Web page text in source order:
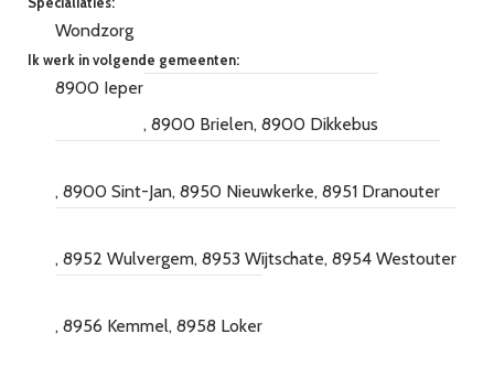
Wondzorg
Ik werk in volgende gemeenten:
8900 Ieper
8900 Brielen 8900 Dikkebus
8900 Sint-Jan 8950 Nieuwkerke 8951 Dranouter
8952 Wulvergem 8953 Wijtschate 8954 Westouter
8956 Kemmel 8958 Loker